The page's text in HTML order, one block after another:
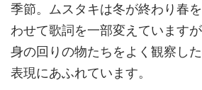
季節。ムスタキは冬が終わり春
わせて歌詞を一部変えています
身の回りの物たちをよく観察し
表現にあふれています。